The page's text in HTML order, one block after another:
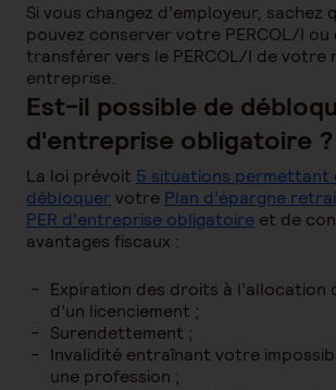
Si vous changez d’employeur, sachez
pouvez conserver votre PERCOL/I ou
transférer vers le PERCOL/I de votre
entreprise.
Est-il possible de
d'entreprise obligatoire ?
La loi prévoit 5 situations permettant
débloquer votre Plan d’épargne
PER d'entreprise obligatoire et de
avantages fiscaux :
Expiration des droits à l’allocation
d’un licenciement ;
Surendettement ;
Invalidité entraînant votre
une profession ;